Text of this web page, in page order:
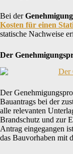
Bei der
Kosten für einen
statische Nachweise
Der
Der
Bauantrags bei der
alle relevanten
Brandschutz und zur
Antrag eingegangen
das Bauvorhaben mit